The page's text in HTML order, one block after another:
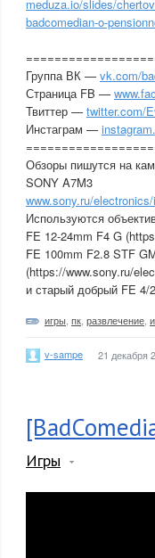
meduza.io/slides/
badcomedian-o-
Группа ВК — vk.com/
Страница FB —
Твиттер — twitter.com/
Инстаграм —
Обзоры пишутся на
SONY A7M3
www.sony.ru/
Используются
FE 12-24mm F4 G
FE 100mm F2.8 STF
(https://www.sony.ru/
и старый добрый FE 4/
игры пк развлечение
v-sampe 21 декабря
Игры